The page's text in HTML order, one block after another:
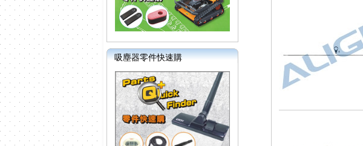
吸塵器零件快速購